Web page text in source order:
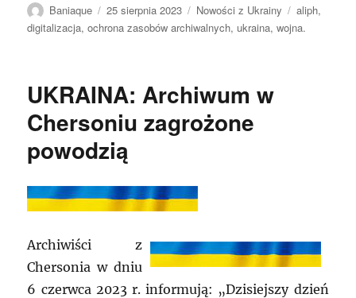
Autor
Baniaque
Data
publikacji
25 sierpnia 2023 Kategorie
Nowości z Ukrainy Tagi
aliph,
digitalizacja,ochrona zasobów archiwalnych, ukraina,wojna.
UKRAINA: Archiwum w
Chersoniu zagrożone
powodzią
Archiwiści z
Chersonia w dniu
6 czerwca 2023 r. informują: „Dzisiejszy dzień